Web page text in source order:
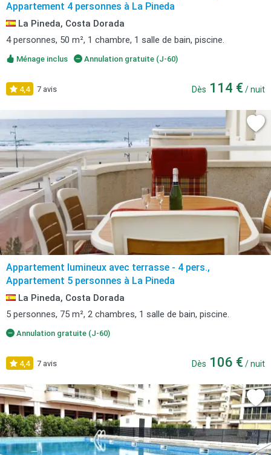
Appartement 4 personnes à La Pineda
La Pineda, Costa Dorada
4 personnes, 50 m², 1 chambre, 1 salle de bain, piscine.
Ménage inclus Annulation gratuite (J-60)
4,4 7 avis Dès 114 € / nuit
Appartement lumineux avec terrasse - 4 pers.,
Appartement 5 personnes à La Pineda
La Pineda, Costa Dorada
5 personnes, 75 m², 2 chambres, 1 salle de bain, piscine.
Annulation gratuite (J-60)
4,4 7 avis Dès 106 € / nuit